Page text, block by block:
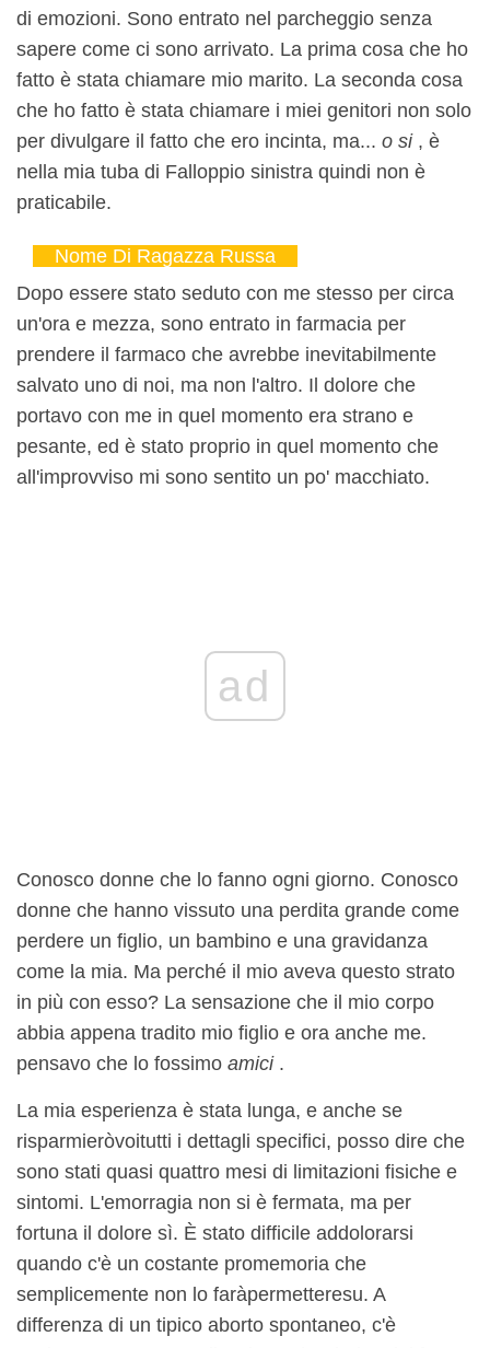
di emozioni. Sono entrato nel parcheggio senza
sapere come ci sono arrivato. La prima cosa che ho
fatto è stata chiamare mio marito. La seconda cosa
che ho fatto è stata chiamare i miei genitori non solo
per divulgare il fatto che ero incinta, ma... o si, è
nella mia tuba di Falloppio sinistra quindi non è
praticabile.
Nome Di Ragazza Russa
Dopo essere stato seduto con me stesso per circa
un'ora e mezza, sono entrato in farmacia per
prendere il farmaco che avrebbe inevitabilmente
salvato uno di noi, ma non l'altro. Il dolore che
portavo con me in quel momento era strano e
pesante, ed è stato proprio in quel momento che
all'improvviso mi sono sentito un po' macchiato.
ad
Conosco donne che lo fanno ogni giorno. Conosco
donne che hanno vissuto una perdita grande come
perdere un figlio, un bambino e una gravidanza
come la mia. Ma perché il mio aveva questo strato
in più con esso? La sensazione che il mio corpo
abbia appena tradito mio figlio e ora anche me.
pensavo che lo fossimo amici.
La mia esperienza è stata lunga, e anche se
risparmieròvoitutti i dettagli specifici, posso dire che
sono stati quasi quattro mesi di limitazioni fisiche e
sintomi. L'emorragia non si è fermata, ma per
fortuna il dolore sì. È stato difficile addolorarsi
quando c'è un costante promemoria che
semplicemente non lo faràpermetteresu. A
differenza di un tipico aborto spontaneo, c'è